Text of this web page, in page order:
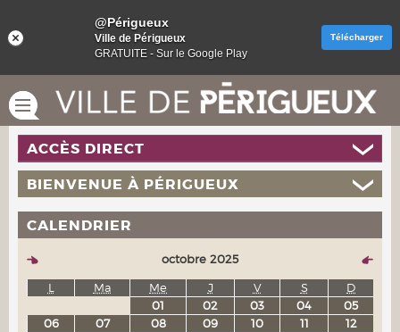
ACCÈS DIRECT
BIENVENUE À PÉRIGUEUX
CALENDRIER
octobre 2025
L
Ma Me J V S
D
01
02 03 04
05
06
07 08 09 10 11
12
@Périgueux
Ville de Périgueux
GRATUITE - Sur le Google Play
Télécharger